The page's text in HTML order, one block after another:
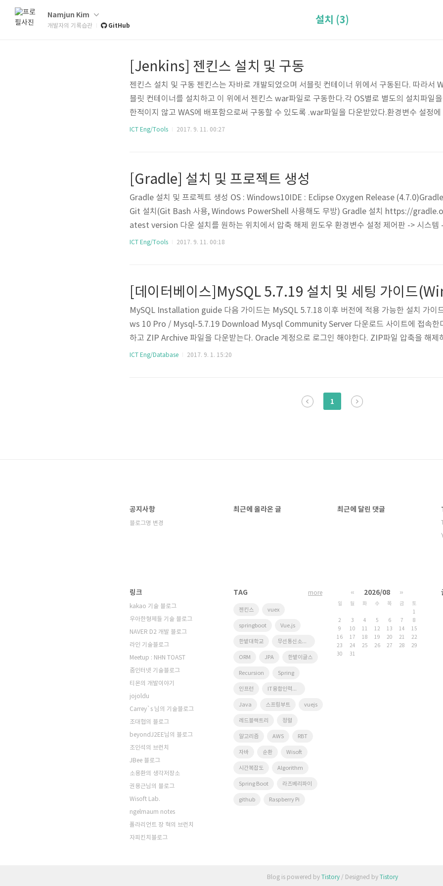
Namjun Kim
개발자의 기록습관 GitHub 설치 (3)
[Jenkins] 젠킨스 설치 및 구동
젠킨스 설치 및 구동 젠킨스는 자바로 개발되었으며 서블릿 컨테이너 위에서 구동된다. 따라
블릿 컨테이너를 설치하고 이 위에서 젠킨스 war파일로 구동한다.각 OS별로 별도의 설치파일
한적이지 않고 WAS에 배포함으로써 구동할 수 있도록 .war파일을 다운받았다.환경변수 설정
니다. JDK 설치 http://www.oracle.com/technetwork/java/javase/downloads/index.html
ICT Eng/Tools 2017. 9. 11. 00:27
[Gradle] 설치 및 프로젝트 생성
Gradle 설치 및 프로젝트 생성 OS : Windows10IDE : Eclipse Oxygen Release
Git 설치(Git Bash 사용, Windows PowerShell 사용해도 무방) Gradle 설치 https://
atest version 다운 설치를 원하는 위치에서 압축 해제 윈도우 환경변수 설정 제어판 -> 시스템
탭의 "환경 변수(N)"로 진입 시스템 변수 -> 새로 만들기 -> 변수 이름 : GRADLE_HOME -> 변
ICT Eng/Tools 2017. 9. 11. 00:18
[데이터베이스]MySQL 5.7.19 설치 및 세팅 가이드
MySQL Installation guide 다음 가이드는 MySQL 5.7.18 이후 버전에 적용 가능한 설치 가이
ws 10 Pro / Mysql-5.7.19 Download Mysql Community Server 다운로드 사이트에 접속한
하고 ZIP Archive 파일을 다운받는다. Oracle 계정으로 로그인 해야한다. ZIP파일 압축을 해제
경한다. 제어판 -> 시스템 -> 고급 시스템 설정 -> 고급 탭의 "환경 변수(N)"로 진입한다. 시스템
ICT Eng/Database 2017. 9. 1. 15:20
1
공지사항
블로그명 변경
최근에 올라온 글 최근에 달린 댓글
링크
kakao 기술 블로그
우아한형제들 기술 블로그
NAVER D2 개발 블로그
라인 기술블로그
Meetup : NHN TOAST
줌인터넷 기술블로그
티몬의 개발이야기
jojoldu
Carrey`s 님의 기술블로그
조대협의 블로그
beyondJ2EE님의 블로그
조인석의 브런치
JBee 블로그
소용환의 생각저장소
권용근님의 블로그
Wisoft Lab.
ngelmaum notes
폴라리언트 장 혁의 브런치
자피킨치블로그
TAG
젠킨스 vuex
springboot Vue.js
한밭대학교 무선통신소프트웨어연구실
ORM JPA 한밭이글스
Recursion Spring
인프런 IT융합인력양성사업단
Java 스프링부트 vuejs
레드블랙트리 정렬
알고리즘 AWS RBT
자바 순환 Wisoft
시간복잡도 Algorithm
Spring Boot 라즈베리파이
github Raspberry Pi
more « 2026/08 »
일 월 화 수 목 금
토
1
2
3 4 5 6 7
8
9
10 11 12 13 14
15
16
17 18 19 20 21
22
23
24 25 26 27 28
29
30
31
Blog is powered by Tistory/ Designed by Tistory